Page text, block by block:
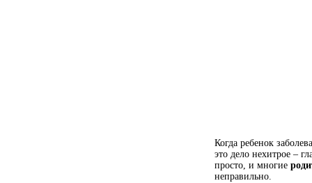
Когда ребенок
это дело нехитрое –
просто, и многие
неправильно.